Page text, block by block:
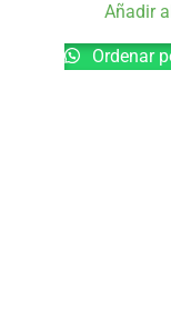
Añadir
Ordenar